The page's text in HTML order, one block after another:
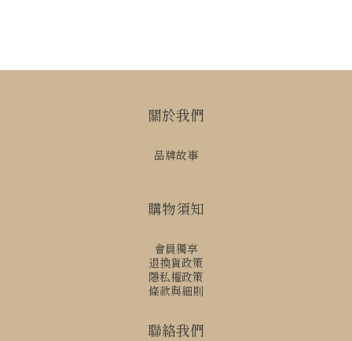
關於我們
品牌故事
購物須知
會員獨享
退換貨政策
隱私權政策
條款與細則
聯絡我們